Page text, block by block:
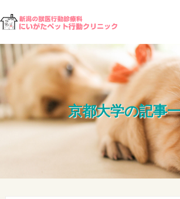
京都大学の記事